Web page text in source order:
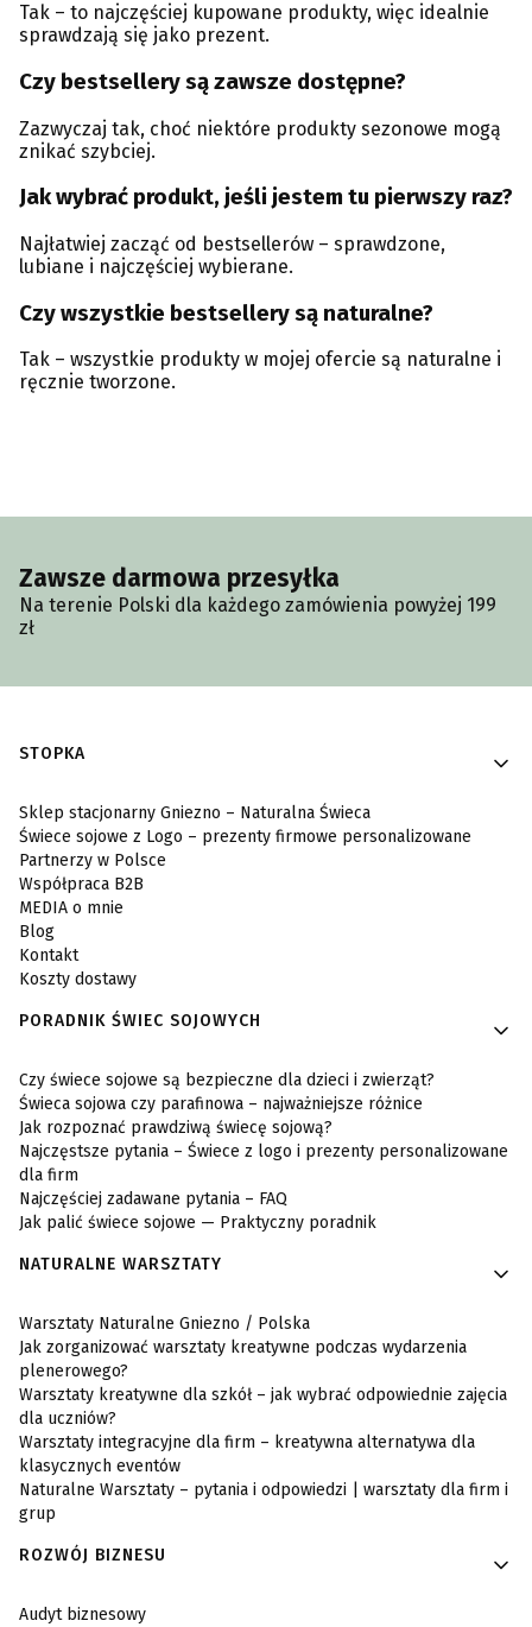
Tak – to najczęściej kupowane produkty, więc idealnie
sprawdzają się jako prezent.
Czy bestsellery są zawsze dostępne?
Zazwyczaj tak, choć niektóre produkty sezonowe mogą
znikać szybciej.
Jak wybrać produkt, jeśli jestem tu pierwszy raz?
Najłatwiej zacząć od bestsellerów – sprawdzone,
lubiane i najczęściej wybierane.
Czy wszystkie bestsellery są naturalne?
Tak – wszystkie produkty w mojej ofercie są naturalne i
ręcznie tworzone.
Zawsze darmowa przesyłka
Na terenie Polski dla każdego zamówienia powyżej 199
zł
Linki w stopce
STOPKA
Sklep stacjonarny Gniezno – Naturalna Świeca
Świece sojowe z Logo – prezenty firmowe personalizowane
Partnerzy w Polsce
Współpraca B2B
MEDIA o mnie
Blog
Kontakt
Koszty dostawy
PORADNIK ŚWIEC SOJOWYCH
Czy świece sojowe są bezpieczne dla dzieci i zwierząt?
Świeca sojowa czy parafinowa – najważniejsze różnice
Jak rozpoznać prawdziwą świecę sojową?
Najczęstsze pytania – Świece z logo i prezenty personalizowane
dla firm
Najczęściej zadawane pytania – FAQ
Jak palić świece sojowe — Praktyczny poradnik
NATURALNE WARSZTATY
Warsztaty Naturalne Gniezno / Polska
Jak zorganizować warsztaty kreatywne podczas wydarzenia
plenerowego?
Warsztaty kreatywne dla szkół – jak wybrać odpowiednie zajęcia
dla uczniów?
Warsztaty integracyjne dla firm – kreatywna alternatywa dla
klasycznych eventów
Naturalne Warsztaty – pytania i odpowiedzi | warsztaty dla firm i
grup
ROZWÓJ BIZNESU
Audyt biznesowy